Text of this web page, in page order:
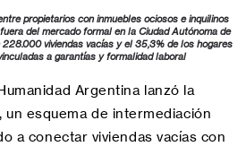
propietarios con inmuebles ociosos e inquilinos
del mercado formal en la Ciudad Autónoma de
viviendas vacías y el 35,3% de los hogares
a garantías y formalidad laboral
Argentina lanzó la
un esquema de intermediación
a conectar viviendas vacías con